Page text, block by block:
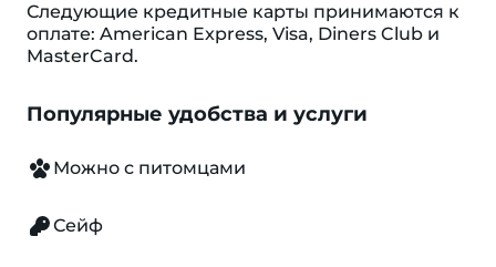
Следующие кредитные карты принимаются к
оплате: American Express, Visa, Diners Club и
MasterCard.
Популярные удобства и услуги
Можно с питомцами
Сейф